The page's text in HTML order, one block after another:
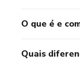
O que é e
Quais